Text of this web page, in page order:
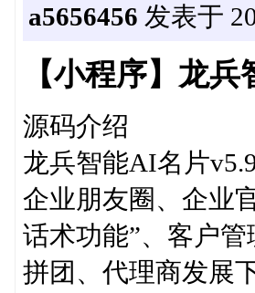
a5656456 发表于
【小程序】龙
源码介绍
龙兵智能AI名片
企业朋友圈、企业
话术功能”、客户
拼团、代理商发展